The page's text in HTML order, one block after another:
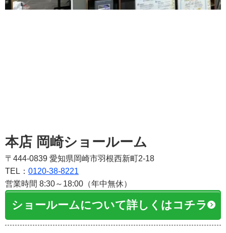
本店 岡崎ショールーム
〒444-0839 愛知県岡崎市羽根西新町2-18
TEL： 0120-38-8221
営業時間 8:30～18:00（年中無休）
ショールームについて詳しくはコチラ